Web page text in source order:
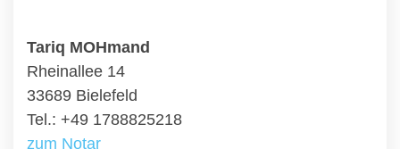
Tariq MOHmand
Rheinallee 14
33689 Bielefeld
Tel.: +49 1788825218
zum Notar